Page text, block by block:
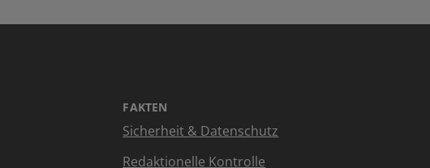
FAKTEN
Sicherheit & Datenschutz
Redaktionelle Kontrolle